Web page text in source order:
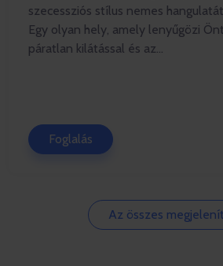
szecessziós stílus nemes
Egy olyan hely, amely lenyűgözi
páratlan kilátással és az...
Foglalás
Az összes